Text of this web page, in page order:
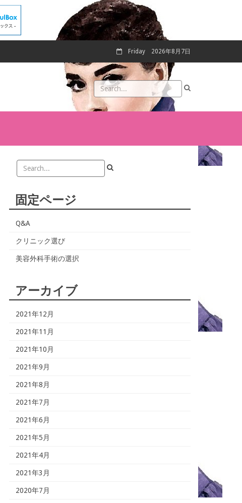
Friday 2026年8月7日
固定ページ
Q&A
クリニック選び
美容外科手術の選択
アーカイブ
2021年12月
2021年11月
2021年10月
2021年9月
2021年8月
2021年7月
2021年6月
2021年5月
2021年4月
2021年3月
2020年7月